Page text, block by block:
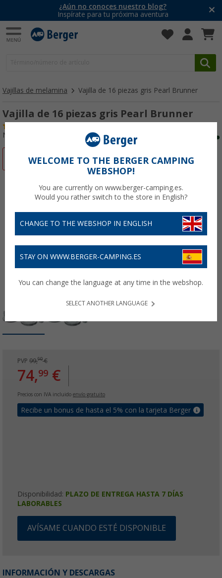
¿Aún no conoces nuestro blog?
Inspírate para tu próxima aventura
Vajillas de melamina Vajilla de 16 piezas gris Pearl Brunner
Vajilla de 16 piezas gris Pearl Brunner
Nº de artículo 507139
-24%
PVP 99,90€
74,99 €
Precios con IVA incluido envío gratuito
Recibe un bonus de hasta el 5% con la tarjeta Berger
Disponibilidad: PLAZO DE ENTREGA HASTA 7 DÍAS
LABORABLES
AVÍSAME CUANDO ESTÉ DISPONIBLE
INFORMACIÓN Y DESCARGAS
WELCOME TO THE BERGER CAMPING
WEBSHOP!
You are currently on www.berger-camping.es.
Would you rather switch to the store in English?
CHANGE TO THE WEBSHOP IN ENGLISH
STAY ON WWW.BERGER-CAMPING.ES
You can change the language at any time in the webshop.
SELECT ANOTHER LANGUAGE